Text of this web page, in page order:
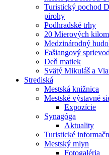
Turistický pochod
pirohy
Podhradské trhy
20 Mierových
Medzinárodný
Fašiangový sprievod
Deň matiek
Svätý Mikuláš a
Strediská
Mestská knižnica
Mestské výstavné
Expozície
Synagóga
Aktuality
Turistické
Mestský mlyn
Fotogaléria